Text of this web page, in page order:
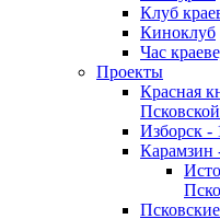
Клуб
Киноклуб
Час
Проекты
Красная
Изборск -
Карамзин